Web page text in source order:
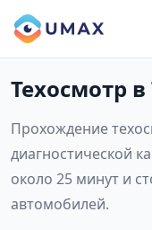
Техосмотр
Прохождение
диагностической
около 25 минут и
автомобилей.